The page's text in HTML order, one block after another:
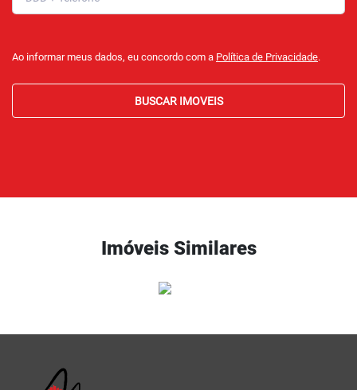
Ao informar meus dados, eu concordo com a Política de Privacidade.
BUSCAR IMOVEIS
Imóveis Similares